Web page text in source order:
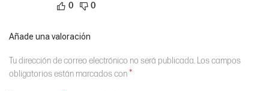
0 0
Añade una valoración
Tu dirección de correo electrónico no será publicada. Los campos
obligatorios están marcados con*